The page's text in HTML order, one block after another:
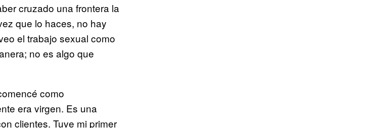
cruzado una frontera la
que lo haces, no hay
el trabajo sexual como
no es algo que
como
era virgen. Es una
clientes. Tuve mi primer